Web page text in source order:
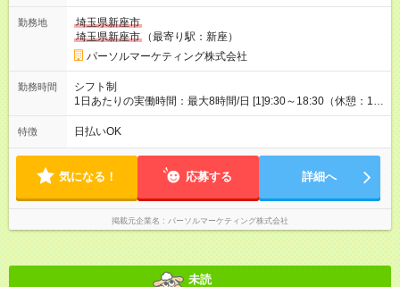
勤務地
埼玉県新座市
埼玉県新座市
（最寄り駅：新座）
パーソルマーケティング株式会社
勤務時間
シフト制
1日あたりの実働時間：最大8時間/日 [1]9:30～18:30（休憩：1時
間） [2]10:30～19:30（休憩：1時間） 土日含む週5日勤務 ※
月/21日勤務 ※シフトは一例です。実働8h/休憩1h勤務 残業ほぼ
特徴 日払いOK
気になる！ 応募する 詳細へ
掲載元企業名 パーソルマーケティング株式会社
未読